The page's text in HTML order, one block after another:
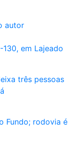
autor
em Lajeado
três pessoas
Fundo; rodovia é